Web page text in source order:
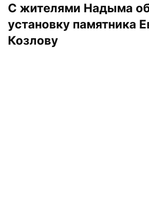
С жителями Надыма
установку памятника
Козлову